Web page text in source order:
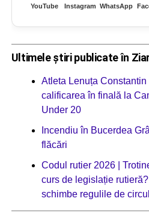
YouTube Instagram WhatsApp
Ultimele știri publicate în
Atleta Lenuța
calificarea în finală la
Under 20
Incendiu în Bucerdea
flăcări
Codul rutier 2026 |
curs de legislație
schimbe regulile de